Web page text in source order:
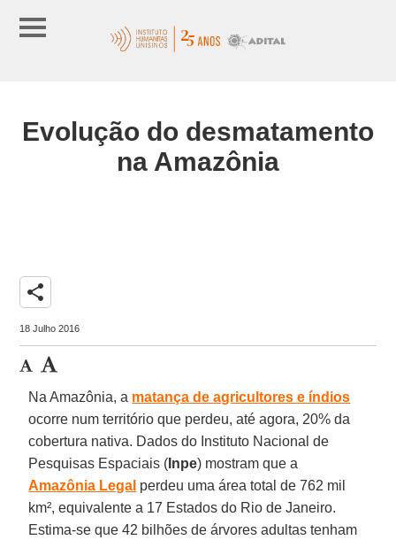
Evolução do desmatamento
na Amazônia
share
18 Julho 2016
Na Amazônia, a matança de agricultores e índios
ocorre num território que perdeu, até agora, 20% da
cobertura nativa. Dados do Instituto Nacional de
Pesquisas Espaciais ( Inpe) mostram que a
Amazônia Legal perdeu uma área total de 762 mil
km², equivalente a 17 Estados do Rio de Janeiro.
Estima-se que 42 bilhões de árvores adultas tenham